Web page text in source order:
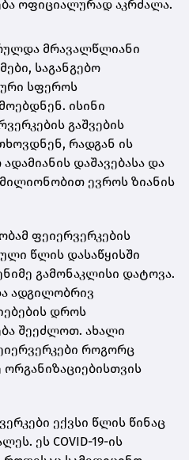
ოფიციალურად აკრძალა.
მრავალწლიანი
საგანგებო
სფეროს
ისინი
გაშვების
რადგან ის
დაშავებასა და
ევროს ზიანის
ფეიერვერკების
წლის დასაწყისში
გამონაკლისი დატოვა.
ადგილობრივ
დროს
შეეძლოთ. ახალი
როგორც
ორგანიზაციებისთვის
ექვსი წლის წინაც
ეს COVID-19-ის